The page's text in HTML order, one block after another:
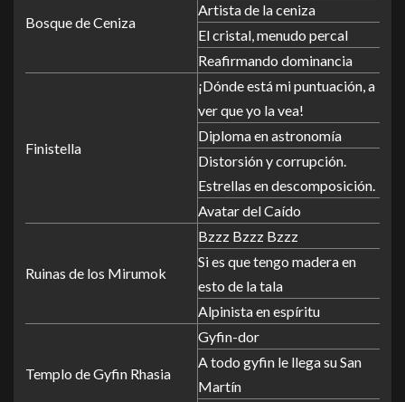
Bosque de Ceniza
Artista de la ceniza
El cristal, menudo percal
Reafirmando dominancia
Finistella
¡Dónde está mi puntuación, a
ver que yo la vea!
Diploma en astronomía
Distorsión y corrupción.
Estrellas en descomposición.
Avatar del Caído
Ruinas de los Mirumok
Bzzz Bzzz Bzzz
Si es que tengo madera en
esto de la tala
Alpinista en espíritu
Templo de Gyfin Rhasia
Gyfin-dor
A todo gyfin le llega su San
Martín